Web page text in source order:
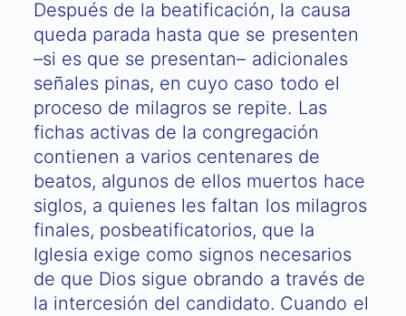
Después de la beatificación, la causa
queda parada hasta que se presenten
–si es que se presentan– adicionales
señales pinas, en cuyo caso todo el
proceso de milagros se repite. Las
fichas activas de la congregación
contienen a varios centenares de
beatos, algunos de ellos muertos hace
siglos, a quienes les faltan los milagros
finales, posbeatificatorios, que la
Iglesia exige como signos necesarios
de que Dios sigue obrando a través de
la intercesión del candidato. Cuando el